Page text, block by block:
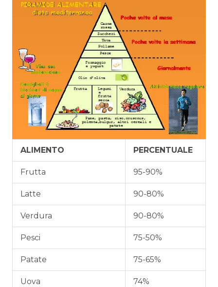
ALIMENTO PERCENTUALE
Frutta 95-90%
Latte 90-80%
Verdura 90-80%
Pesci 75-50%
Patate 75-65%
Uova 74%